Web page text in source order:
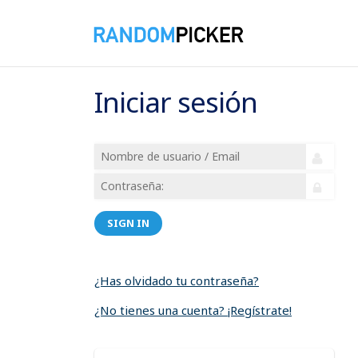
Iniciar sesión
SIGN IN
¿Has olvidado tu contraseña?
¿No tienes una cuenta? ¡Regístrate!